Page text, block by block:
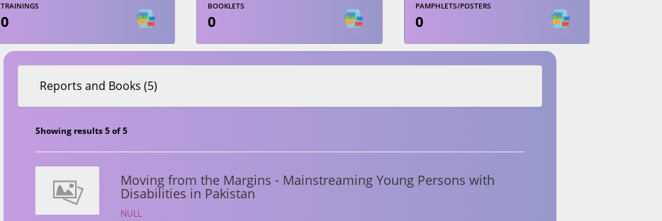
TRAININGS
0
BOOKLETS
0
PAMPHLETS/POSTERS
0
Reports and Books (5)
Showing results 5 of 5
Moving from the Margins - Mainstreaming Young Persons with
Disabilities in Pakistan
NULL